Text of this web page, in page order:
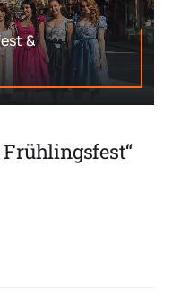
&
Frühlingsfest“